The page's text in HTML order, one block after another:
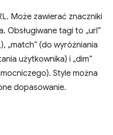
Może zawierać znaczniki
Obsługiwane tagi to „url”
„match” (do wyróżniania
użytkownika) i „dim”
Style można
dopasowanie.